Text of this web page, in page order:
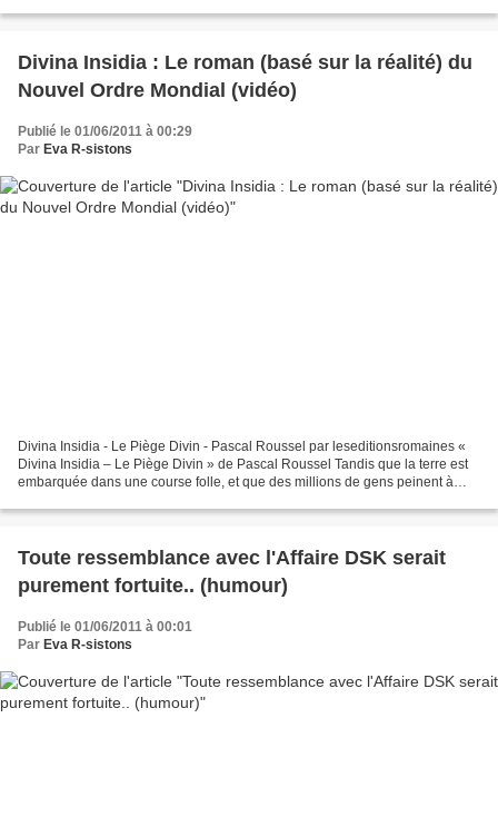
Divina Insidia : Le roman (basé sur la réalité) du
Nouvel Ordre Mondial (vidéo)
Publié le 01/06/2011 à 00:29
Par Eva R-sistons
Divina Insidia - Le Piège Divin - Pascal Roussel par leseditionsromaines «
Divina Insidia – Le Piège Divin » de Pascal Roussel Tandis que la terre est
embarquée dans une course folle, et que des millions de gens peinent à
Toute ressemblance avec l'Affaire DSK serait
purement fortuite.. (humour)
Publié le 01/06/2011 à 00:01
Par Eva R-sistons